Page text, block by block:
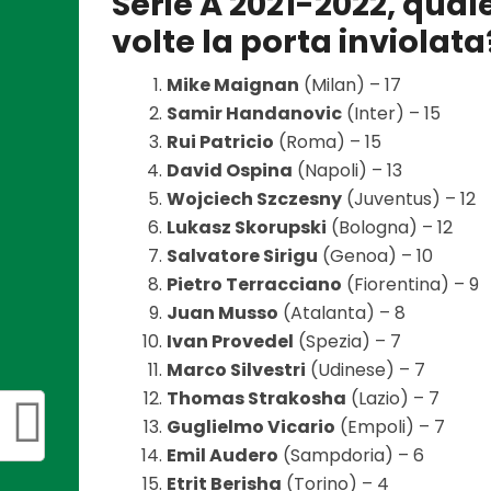
volte la porta
Mike Maignan (Milan) – 17
Samir Handanovic (Inter) – 15
Rui Patricio (Roma) – 15
David Ospina (Napoli) – 13
Wojciech Szczesny (Juventus) – 12
Lukasz Skorupski (Bologna) – 12
Salvatore Sirigu (Genoa) – 10
Pietro Terracciano (Fiorentina) – 9
Juan Musso (Atalanta) – 8
Ivan Provedel (Spezia) – 7
Marco Silvestri (Udinese) – 7
Thomas Strakosha (Lazio) – 7
Guglielmo Vicario (Empoli) – 7
Emil Audero (Sampdoria) – 6
Etrit Berisha (Torino) – 4